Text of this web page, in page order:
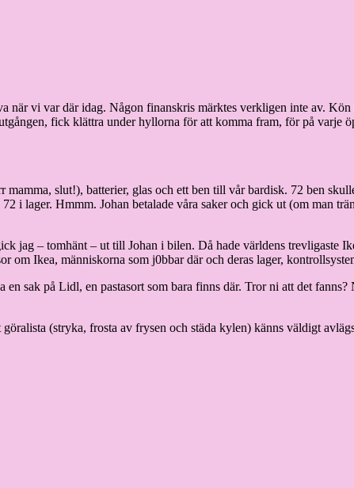
när vi var där idag. Någon finanskris märktes verkligen inte av.
fick klättra under hyllorna för att komma fram, för på varje
slut!), batterier, glas och ett ben till vår bardisk. 72 ben
i lager. Hmmm. Johan betalade våra saker och gick ut (om man
jag – tomhänt – ut till Johan i bilen. Då hade världens trevligaste
om Ikea, människorna som j0bbar där och deras lager,
sak på Lidl, en pastasort som bara finns där. Tror ni att det
(stryka, frosta av frysen och städa kylen) känns väldigt